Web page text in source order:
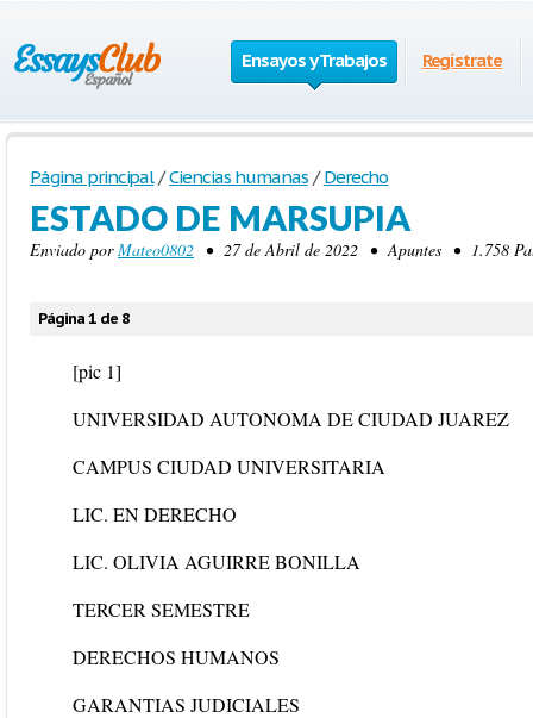
Ensayos y Trabajos Regístrate
Página principal / Ciencias humanas / Derecho
ESTADO DE MARSUPIA
Enviado porMateo0802 • 27 de Abril de 2022 • Apuntes • 1.758
Página 1 de 8
[pic 1]
UNIVERSIDAD AUTONOMA DE CIUDAD JUAREZ
CAMPUS CIUDAD UNIVERSITARIA
LIC. EN DERECHO
LIC. OLIVIA AGUIRRE BONILLA
TERCER SEMESTRE
DERECHOS HUMANOS
GARANTIAS JUDICIALES